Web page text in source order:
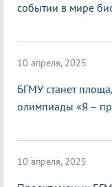
событии в мире
10 апреля, 2025
БГМУ станет
олимпиады «Я –
10 апреля, 2025